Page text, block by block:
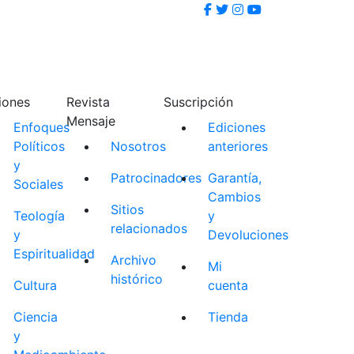
Enfoques
Políticos
y
Sociales
Teología
y
Espiritualidad
Cultura
Ciencia
y
Revista
Mensaje
Nosotros
Patrocinadores
Sitios
relacionados
Archivo
histórico
Suscripción
Ediciones
anteriores
Garantía,
Cambios
y
Devoluciones
Mi
cuenta
Tienda